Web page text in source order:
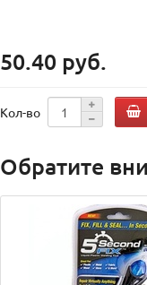
50.40 руб.
Кол-во
Обратите